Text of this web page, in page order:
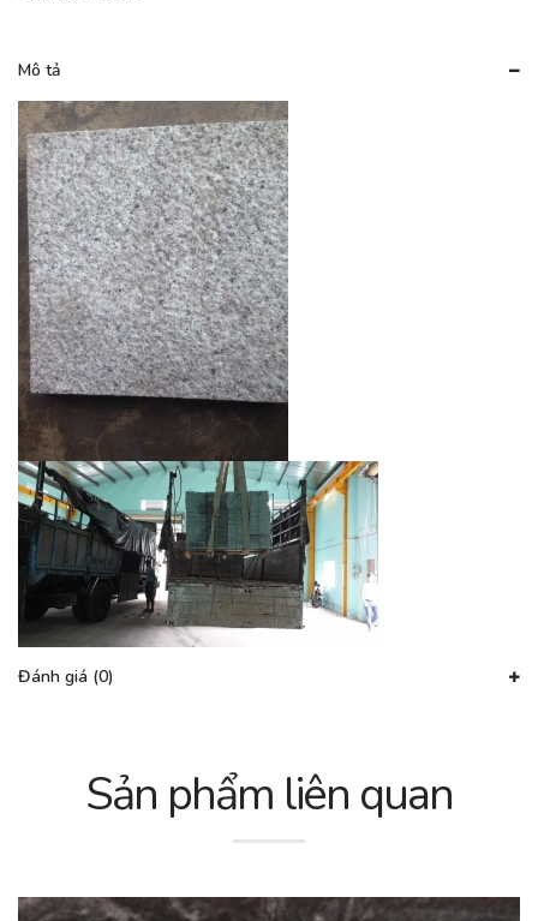
Mô tả
Đánh giá (0)
Sản phẩm liên quan